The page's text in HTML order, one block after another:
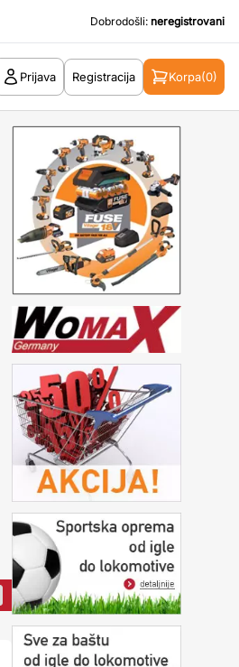
Dobrodošli: neregistrovani
Prijava Registracija Korpa(0)